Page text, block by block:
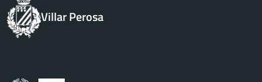
Villar Perosa